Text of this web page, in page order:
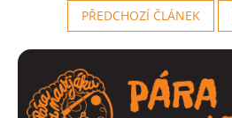
PŘEDCHOZÍ ČLÁNEK